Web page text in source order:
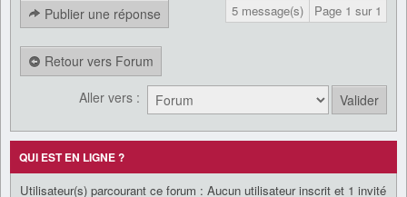
Publier une réponse 5 message(s) Page 1 sur 1
Retour vers Forum
Aller vers :
QUI EST EN LIGNE ?
Utilisateur(s) parcourant ce forum : Aucun utilisateur inscrit et 1 invité